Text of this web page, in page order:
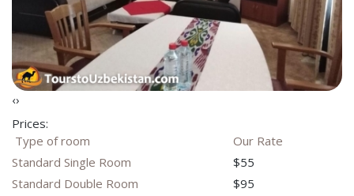
‹›
Prices:
Type of room
Our Rate
Standard Single Room
$55
Standard Double Room
$95